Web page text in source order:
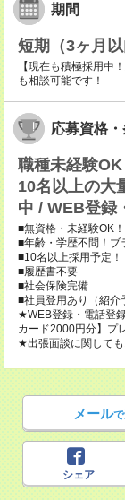
期間
短期（3ヶ月以
【現在も積極採用
も相談可能です！
応募資格
職種未経験
10名以上の大
中 / WEB登録
■無資格・未経験OK！
■年齢・学歴不問！ブ
■10名以上採用予定！
■履歴書不要
■社会保険完備
■社員登用あり（紹介
★WEB登録・電話登
カード2000円分】プ
★出張面談に関しても
メール
シェア